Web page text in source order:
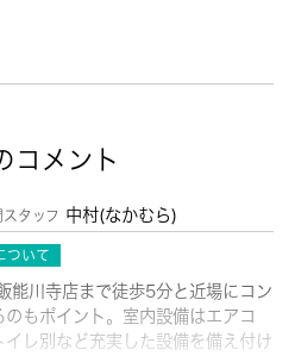
コメント
タッフ 中村(なかむら)
ついて
能川寺店まで徒歩5分と近場にコン
のもポイント。室内設備はエアコ
イレ別など充実した設備を備え付け